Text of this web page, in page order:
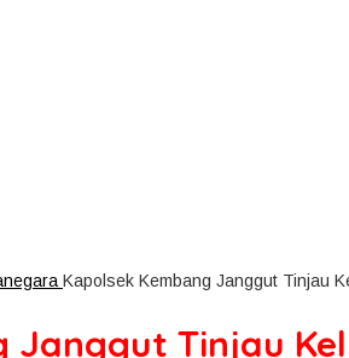
Kapolsek Kembang Janggut Tinjau
Janggut Tinjau